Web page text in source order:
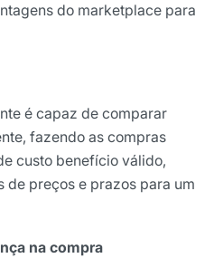
do marketplace para
é capaz de comparar
fazendo as compras
custo benefício válido,
de preços e prazos para um
na compra